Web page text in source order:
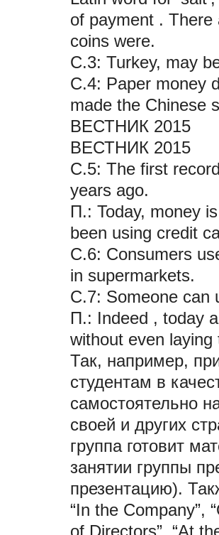
of payment . There
coins were.
С.3: Turkey, may
С.4: Paper money
made the Chinese
ВЕСТНИК 2015
ВЕСТНИК 2015
С.5: The first
years ago.
П.: Today, money
been using credit
С.6: Consumers
in supermarkets.
С.7: Someone can
П.: Indeed , today
without even
Так, например,
студентам в
самостоятельно
своей и других
группа готовит
занятии группы
презентацию).
“In the Company”,
of Directors”, “At